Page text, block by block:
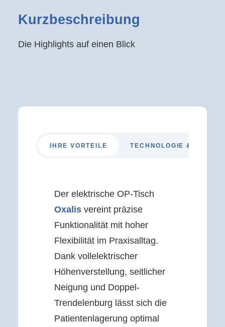
Kurzbeschreibung
Die Highlights auf einen Blick
IHRE VORTEILE TECHNOLOGIE &
Der elektrische OP-Tisch
Oxalis vereint präzise
Funktionalität mit hoher
Flexibilität im Praxisalltag.
Dank vollelektrischer
Höhenverstellung, seitlicher
Neigung und Doppel-
Trendelenburg lässt sich die
Patientenlagerung optimal